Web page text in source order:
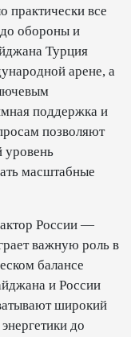
практически все
обороны и
Турция
арене, а
поддержка и
позволяют
уровень
масштабные
России —
важную роль в
балансе
и России
широкий
до